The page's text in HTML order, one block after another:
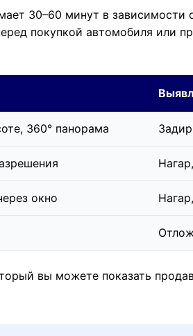
30–60 минут в зависимости
покупкой автомобиля или
360° панорама
окно
вы можете показать